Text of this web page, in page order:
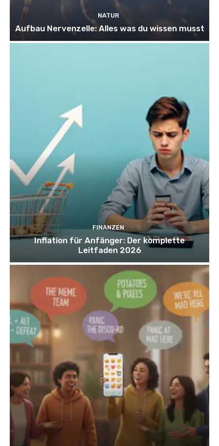
NATUR
Aufbau Nervenzelle: Alles was du wissen musst
FINANZEN
Inflation für Anfänger: Der komplette
Leitfaden 2026